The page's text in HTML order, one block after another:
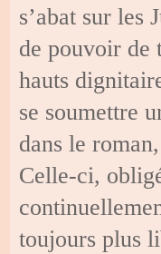
s’abat sur les
de pouvoir de
hauts
se soumettre
dans le
Celle-ci,
toujours plus